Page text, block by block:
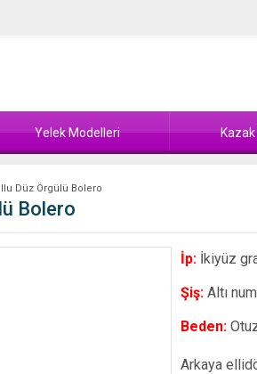
Yelek Modelleri
Düz Örgülü Bolero
Bolero
İp:İkiyüz
Şiş:Altı
Beden:
Arkaya